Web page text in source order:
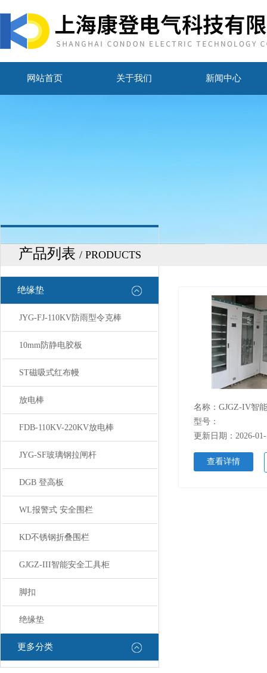
网站首页 关于我们 新闻中心
产品列表 / PRODUCTS
绝缘垫
JYG-FJ-110KV防雨型令克棒
10mm防静电胶板
ST磁吸式红布幔
放电棒
FDB-110KV-220KV放电棒
JYG-SF玻璃钢拉闸杆
DGB 登高板
WL报警式 安全围栏
KD不锈钢折叠围栏
GJGZ-III智能安全工具柜
脚扣
绝缘垫
更多分类
名称：GJGZ-IV智
型号：
更新日期：2026-
查看详情